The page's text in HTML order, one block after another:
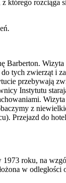
którego
Barberton.
tych zwierząt i
przebywają
Instytutu
z
Przejazd do
roku, na
w